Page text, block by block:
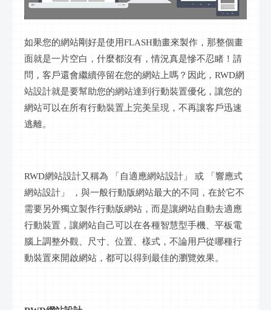
如果您的網站剛好是使用FLASH動畫來製作，那整個畫
面就是一片空白，什麼都沒有，情況真是慘不忍睹！請
問，客戶還會繼續停留在您的網站上嗎？因此，RWD網
站設計就是要幫助您的網站達到行動裝置優化，讓您的
網站可以在所有行動裝置上完美呈現，不再讓客戶迅速
逃離。
RWD網站設計又稱為 「自適應網站設計」 或 「響應式
網站設計」 ，與一般行動版網站最大的不同，在於它不
需要另外獨立製作行動版網站，而是讓網站自動去適應
行動裝置，讓網站自己可以在各種智慧型手機、平板電
腦上調整外觀、尺寸、位置、樣式，不論用戶從哪種行
動裝置來開啟網站，都可以得到最佳的瀏覽效果。